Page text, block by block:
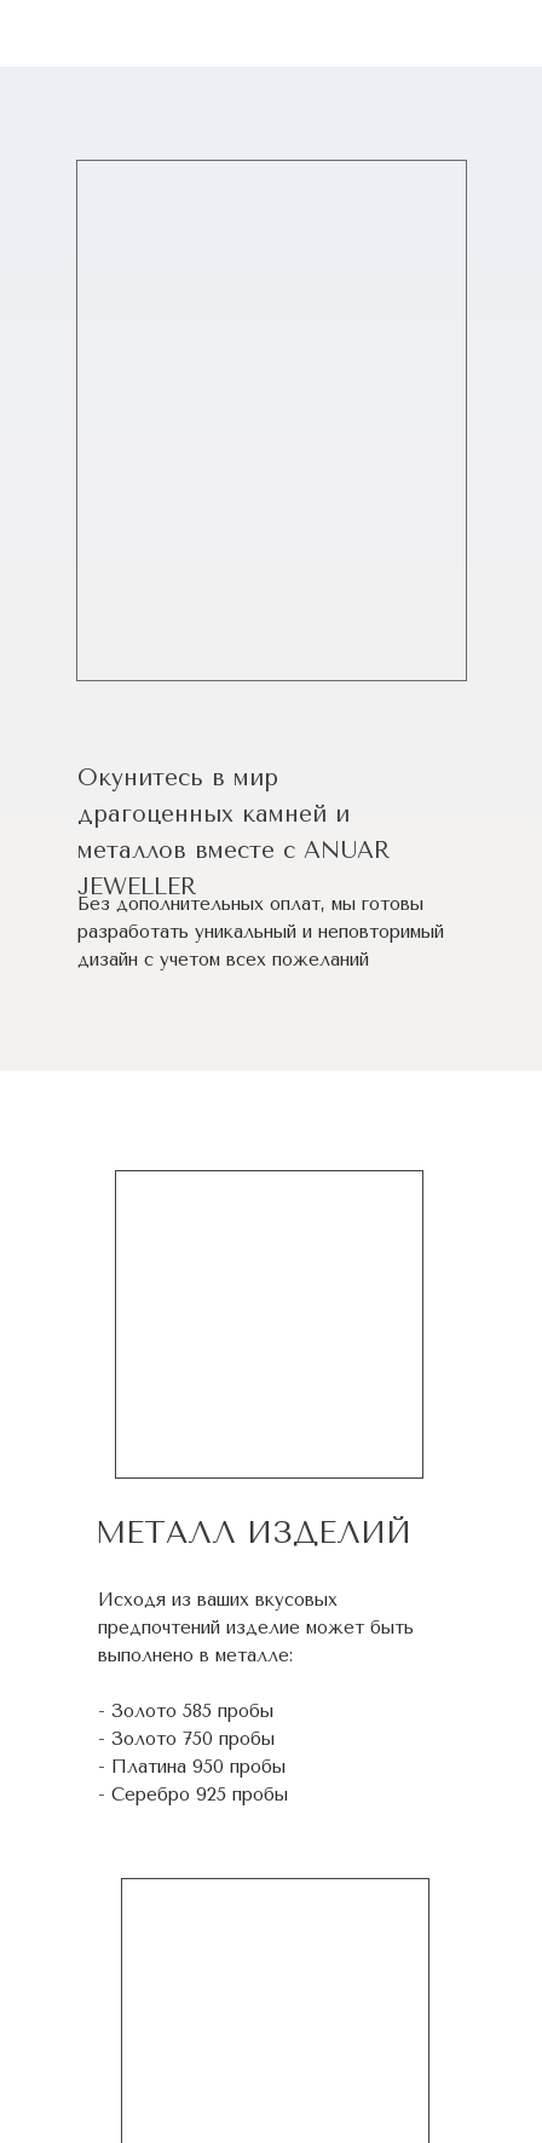
Окунитесь в мир
драгоценных камней и
металлов вместе с ANUAR
JEWELLER
Без дополнительных оплат, мы готовы
разработать уникальный и неповторимый
дизайн c учетом всех пожеланий
МЕТАЛЛ ИЗДЕЛИЙ
Исходя из ваших вкусовых
предпочтений изделие может быть
выполнено в металле:
- Золото 585 пробы
- Золото 750 пробы
- Платина 950 пробы
- Серебро 925 пробы